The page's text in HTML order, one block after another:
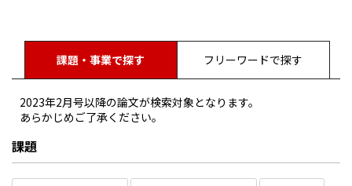
課題・事業で探す フリーワードで探す
2023年2月号以降の論文が検索対象となります。
あらかじめご了承ください。
課題